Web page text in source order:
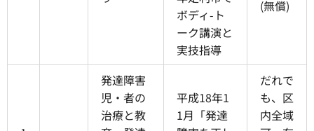
ボディ-ト
ーク講演と
実技指導
(無償)
発達障害
児・者の
治療と教
平成18年1
1月「発達
だれで
も、区
内全域